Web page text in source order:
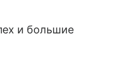
и большие